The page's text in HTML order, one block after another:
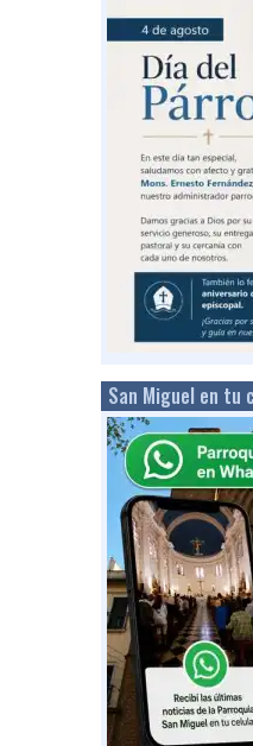
San Miguel en tu